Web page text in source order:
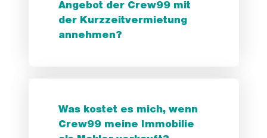
Angebot der Crew99 mit
der Kurzzeitvermietung
annehmen?
Was kostet es mich, wenn
Crew99 meine Immobilie